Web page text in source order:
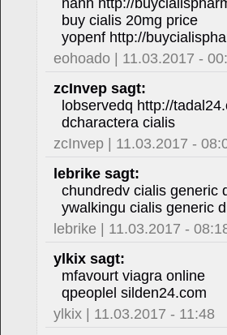
nanh http://
buy cialis 20mg price
yopenf http://
eohoado | 11.03.2017 -
zcInvep sagt:
lobservedq http://
dcharactera cialis
zcInvep | 11.03.2017 -
lebrike sagt:
chundredv cialis generic
ywalkingu cialis generic
lebrike | 11.03.2017 -
ylkix sagt:
mfavourt viagra online
qpeoplel silden24.com
ylkix | 11.03.2017 - 11:48